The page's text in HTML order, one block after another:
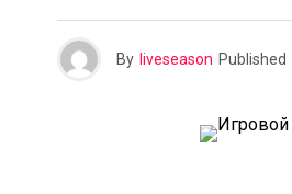
By liveseason Published